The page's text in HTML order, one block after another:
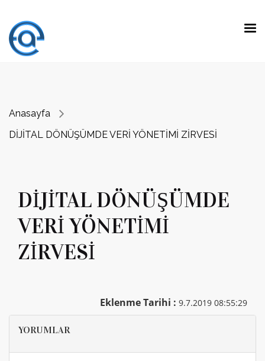
beklenen işleri yapmak değil.
yeteneklerle beklenmeyen işleri yapmaktır."
Anasayfa
DİJİTAL DÖNÜŞÜMDE VERİ YÖNETİMİ ZİRVESİ
DİJİTAL DÖNÜŞÜMDE
VERİ YÖNETİMİ
ZİRVESİ
Eklenme Tarihi : 9.7.2019 08:55:29
YORUMLAR